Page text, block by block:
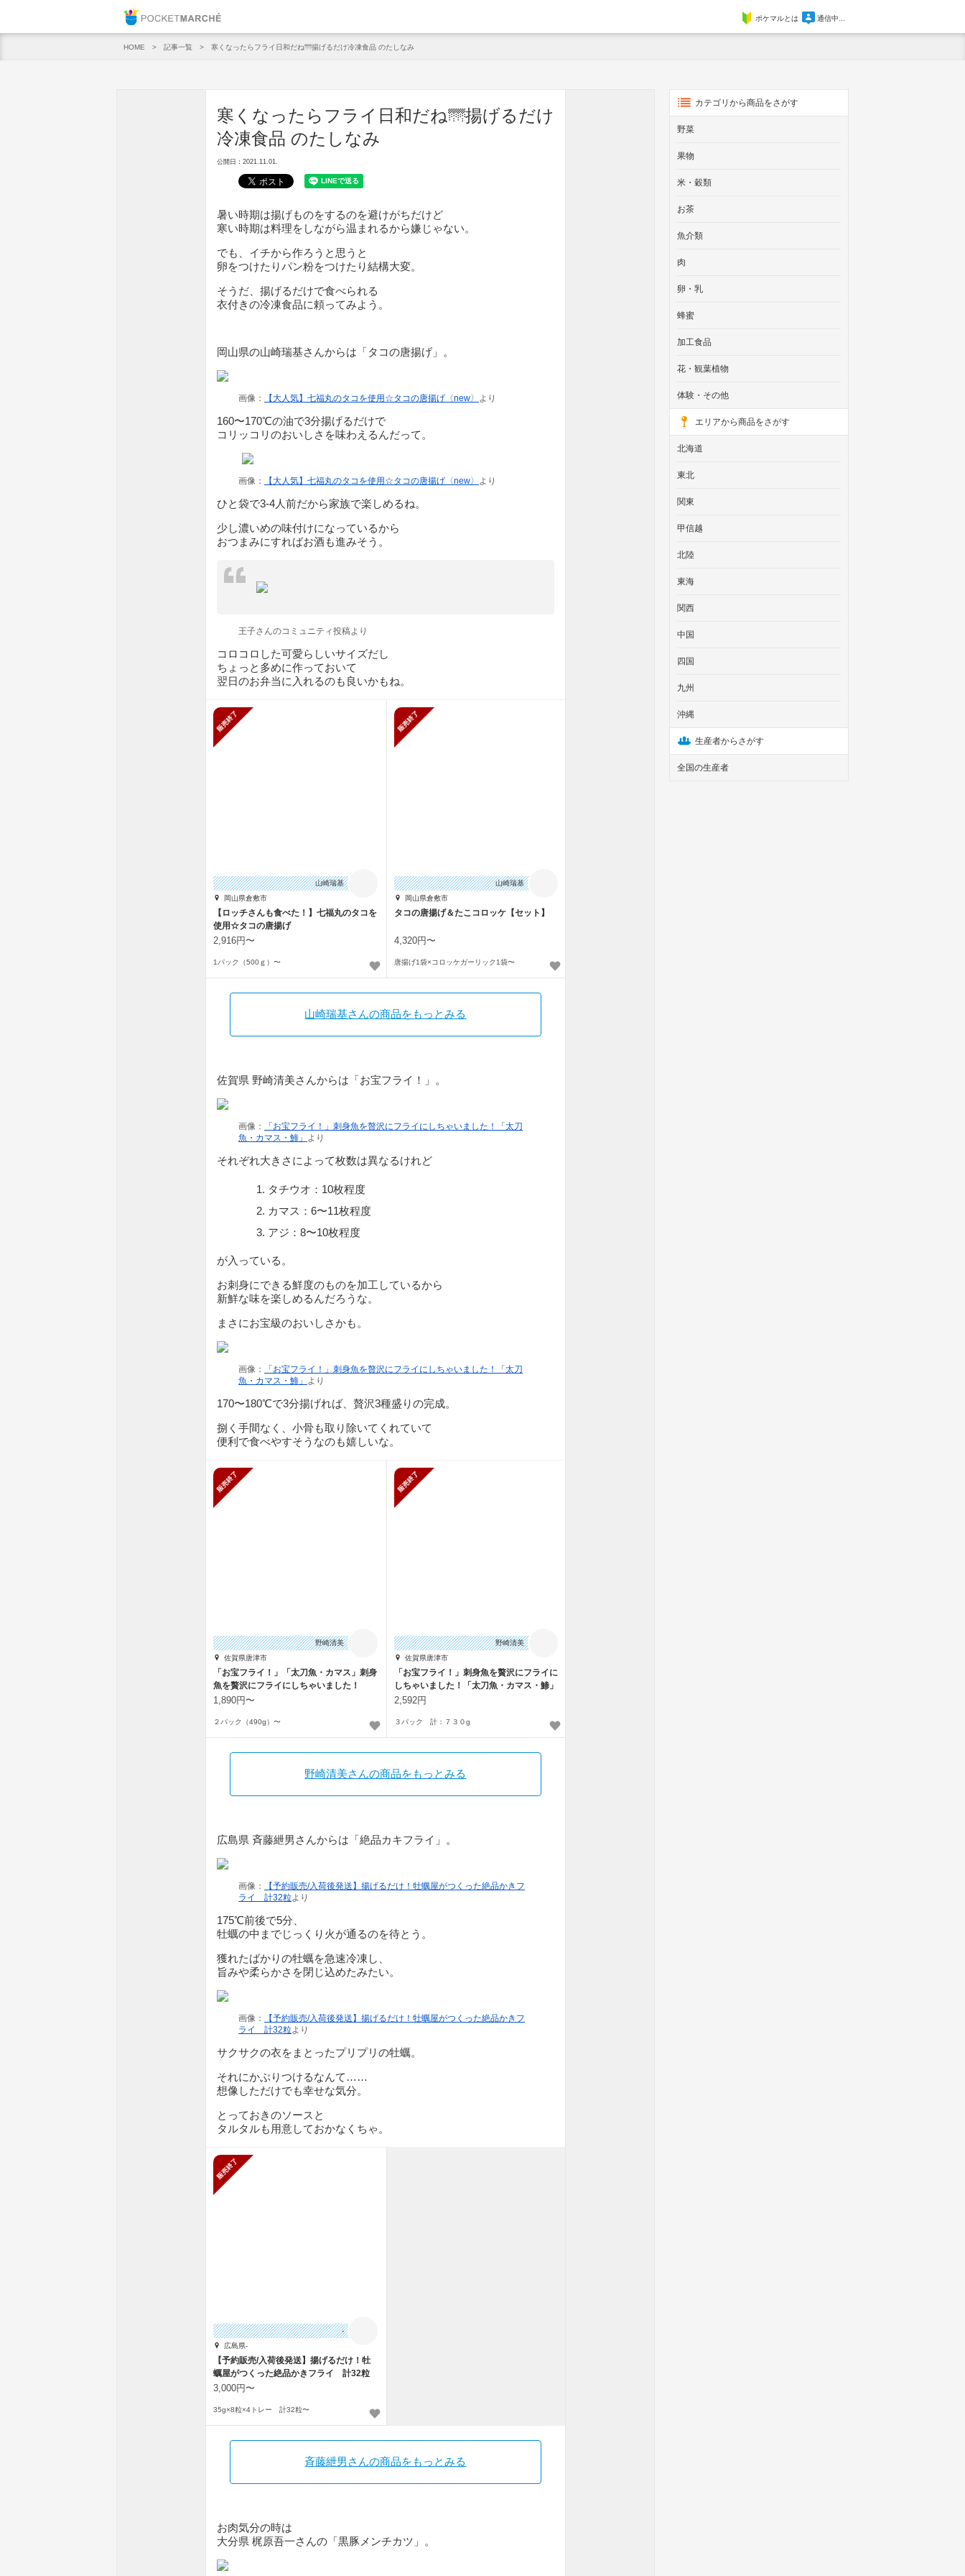
ポケマルとは 通信中...
HOME 記事一覧 寒くなったらフライ日和だね🌁揚げるだけ冷凍食品 のたしなみ
寒くなったらフライ日和だね🌁揚げるだけ
冷凍食品 のたしなみ
公開日：2021.11.01.
暑い時期は揚げものをするのを避けがちだけど
寒い時期は料理をしながら温まれるから嫌じゃない。
でも、イチから作ろうと思うと
卵をつけたりパン粉をつけたり結構大変。
そうだ、揚げるだけで食べられる
衣付きの冷凍食品に頼ってみよう。
岡山県の山崎瑞基さんからは「タコの唐揚げ」。
画像： 【大人気】七福丸のタコを使用☆タコの唐揚げ〈new〉 より
160〜170℃の油で3分揚げるだけで
コリッコリのおいしさを味わえるんだって。
画像： 【大人気】七福丸のタコを使用☆タコの唐揚げ〈new〉 より
ひと袋で3-4人前だから家族で楽しめるね。
少し濃いめの味付けになっているから
おつまみにすればお酒も進みそう。
王子さんのコミュニティ投稿より
コロコロした可愛らしいサイズだし
ちょっと多めに作っておいて
翌日のお弁当に入れるのも良いかもね。
山崎瑞基
岡山県倉敷市
【ロッチさんも食べた！】七福丸のタコを
使用☆タコの唐揚げ
2,916円〜
1パック（500ｇ）〜
山崎瑞基
岡山県倉敷市
タコの唐揚げ＆たこコロッケ【セット】
4,320円〜
唐揚げ1袋×コロッケガーリック1袋〜
山崎瑞基さんの商品をもっとみる
佐賀県 野崎清美さんからは「お宝フライ！」。
画像：
「お宝フライ！」刺身魚を贅沢にフライにしちゃいました！「太刀
魚・カマス・鯵」
より
それぞれ大きさによって枚数は異なるけれど
タチウオ：10枚程度
カマス：6〜11枚程度
アジ：8〜10枚程度
が入っている。
お刺身にできる鮮度のものを加工しているから
新鮮な味を楽しめるんだろうな。
まさにお宝級のおいしさかも。
画像：
「お宝フライ！」刺身魚を贅沢にフライにしちゃいました！「太刀
魚・カマス・鯵」
より
170〜180℃で3分揚げれば、贅沢3種盛りの完成。
捌く手間なく、小骨も取り除いてくれていて
便利で食べやすそうなのも嬉しいな。
野崎清美
佐賀県唐津市
「お宝フライ！」「太刀魚・カマス」刺身
魚を贅沢にフライにしちゃいました！
1,890円〜
２パック（490g）〜
野崎清美
佐賀県唐津市
「お宝フライ！」刺身魚を贅沢にフライに
しちゃいました！「太刀魚・カマス・鯵」
2,592円
３パック 計：７３０g
野崎清美さんの商品をもっとみる
広島県 斉藤紲男さんからは「絶品カキフライ」。
画像：
【予約販売/入荷後発送】揚げるだけ！牡蠣屋がつくった絶品かきフ
ライ 計32粒より
175℃前後で5分、
牡蠣の中までじっくり火が通るのを待とう。
獲れたばかりの牡蠣を急速冷凍し、
旨みや柔らかさを閉じ込めたみたい。
画像：
【予約販売/入荷後発送】揚げるだけ！牡蠣屋がつくった絶品かきフ
ライ 計32粒より
サクサクの衣をまとったプリプリの牡蠣。
それにかぶりつけるなんて……
想像しただけでも幸せな気分。
とっておきのソースと
タルタルも用意しておかなくちゃ。
-
広島県-
【予約販売/入荷後発送】揚げるだけ！牡
蠣屋がつくった絶品かきフライ 計32粒
3,000円〜
35g×8粒×4トレー 計32粒〜
斉藤紲男さんの商品をもっとみる
お肉気分の時は
大分県 梶原吾一さんの「黒豚メンチカツ」。
カテゴリから商品をさがす
野菜
果物
米・穀類
お茶
魚介類
肉
卵・乳
蜂蜜
加工食品
花・観葉植物
体験・その他
エリアから商品をさがす
北海道
東北
関東
甲信越
北陸
東海
関西
中国
四国
九州
沖縄
生産者からさがす
全国の生産者